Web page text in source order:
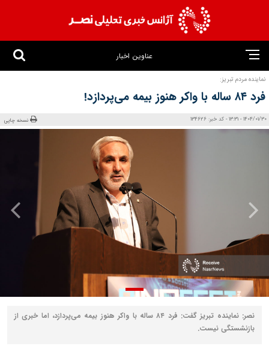
عناوین اخبار
نماینده مردم تبریز:
فرد ۸۴ ساله با واکر هنوز بیمه می‌پردازد!
1404/01/30 - 13:31 - کد خبر: 134626 نسخه چاپی
نصر: نماینده تبریز گفت: فرد ۸۴ ساله با واکر هنوز بیمه می‌پردازد، اما خبری از
بازنشستگی نیست.